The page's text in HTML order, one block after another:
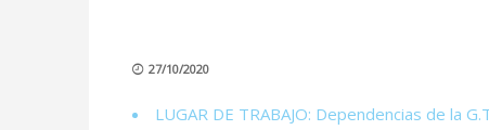
27/10/2020
LUGAR DE TRABAJO: Dependencias de la